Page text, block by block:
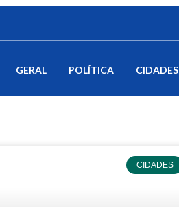
GERAL POLÍTICA CIDADES
CIDADES